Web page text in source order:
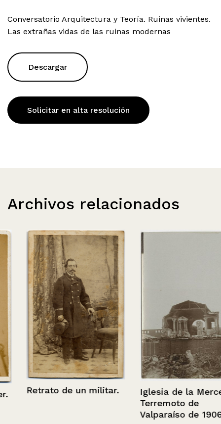
Conversatorio Arquitectura y Teoría. Ruinas vivientes.
Las extrañas vidas de las ruinas modernas
Descargar
Solicitar en alta resolución
Archivos relacionados
Retrato de un militar.
Iglesia de la Merced,
Terremoto de
Valparaíso de 1906.